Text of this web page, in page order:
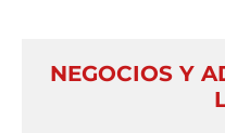
NEGOCIOS Y